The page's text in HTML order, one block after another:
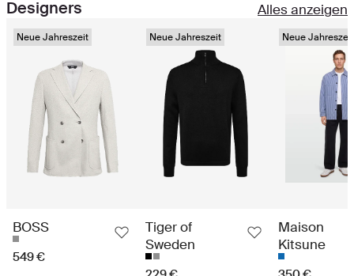
Designers Alles anzeigen
Neue Jahreszeit
BOSS
549 €
Neue Jahreszeit
Tiger of
Sweden
Neue Jahreszeit
Maison
Kitsune